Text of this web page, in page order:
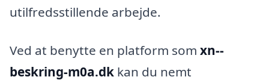
utilfredsstillende arbejde.
Ved at benytte en platform som xn--
beskring-m0a.dk kan du nemt